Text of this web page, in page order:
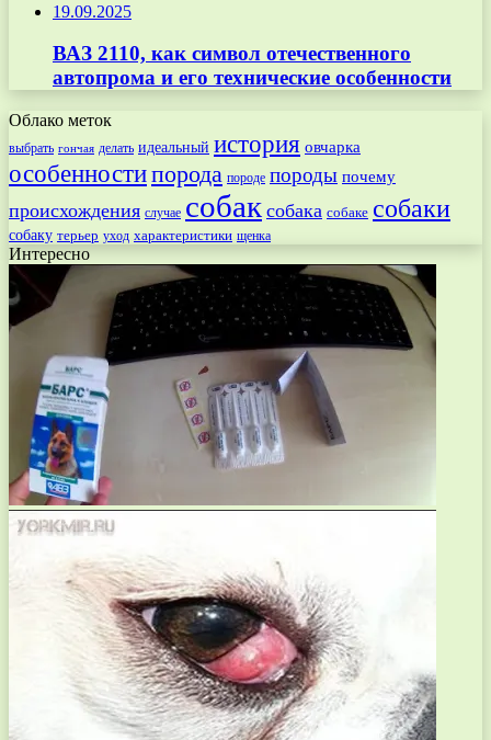
19.09.2025
ВАЗ 2110, как символ отечественного
автопрома и его технические особенности
Облако меток
выбрать гончая делать идеальный история овчарка
особенностипорода породе породы почему
происхождения случае собак собака собаке собаки
собаку терьер уход характеристики щенка
Интересно